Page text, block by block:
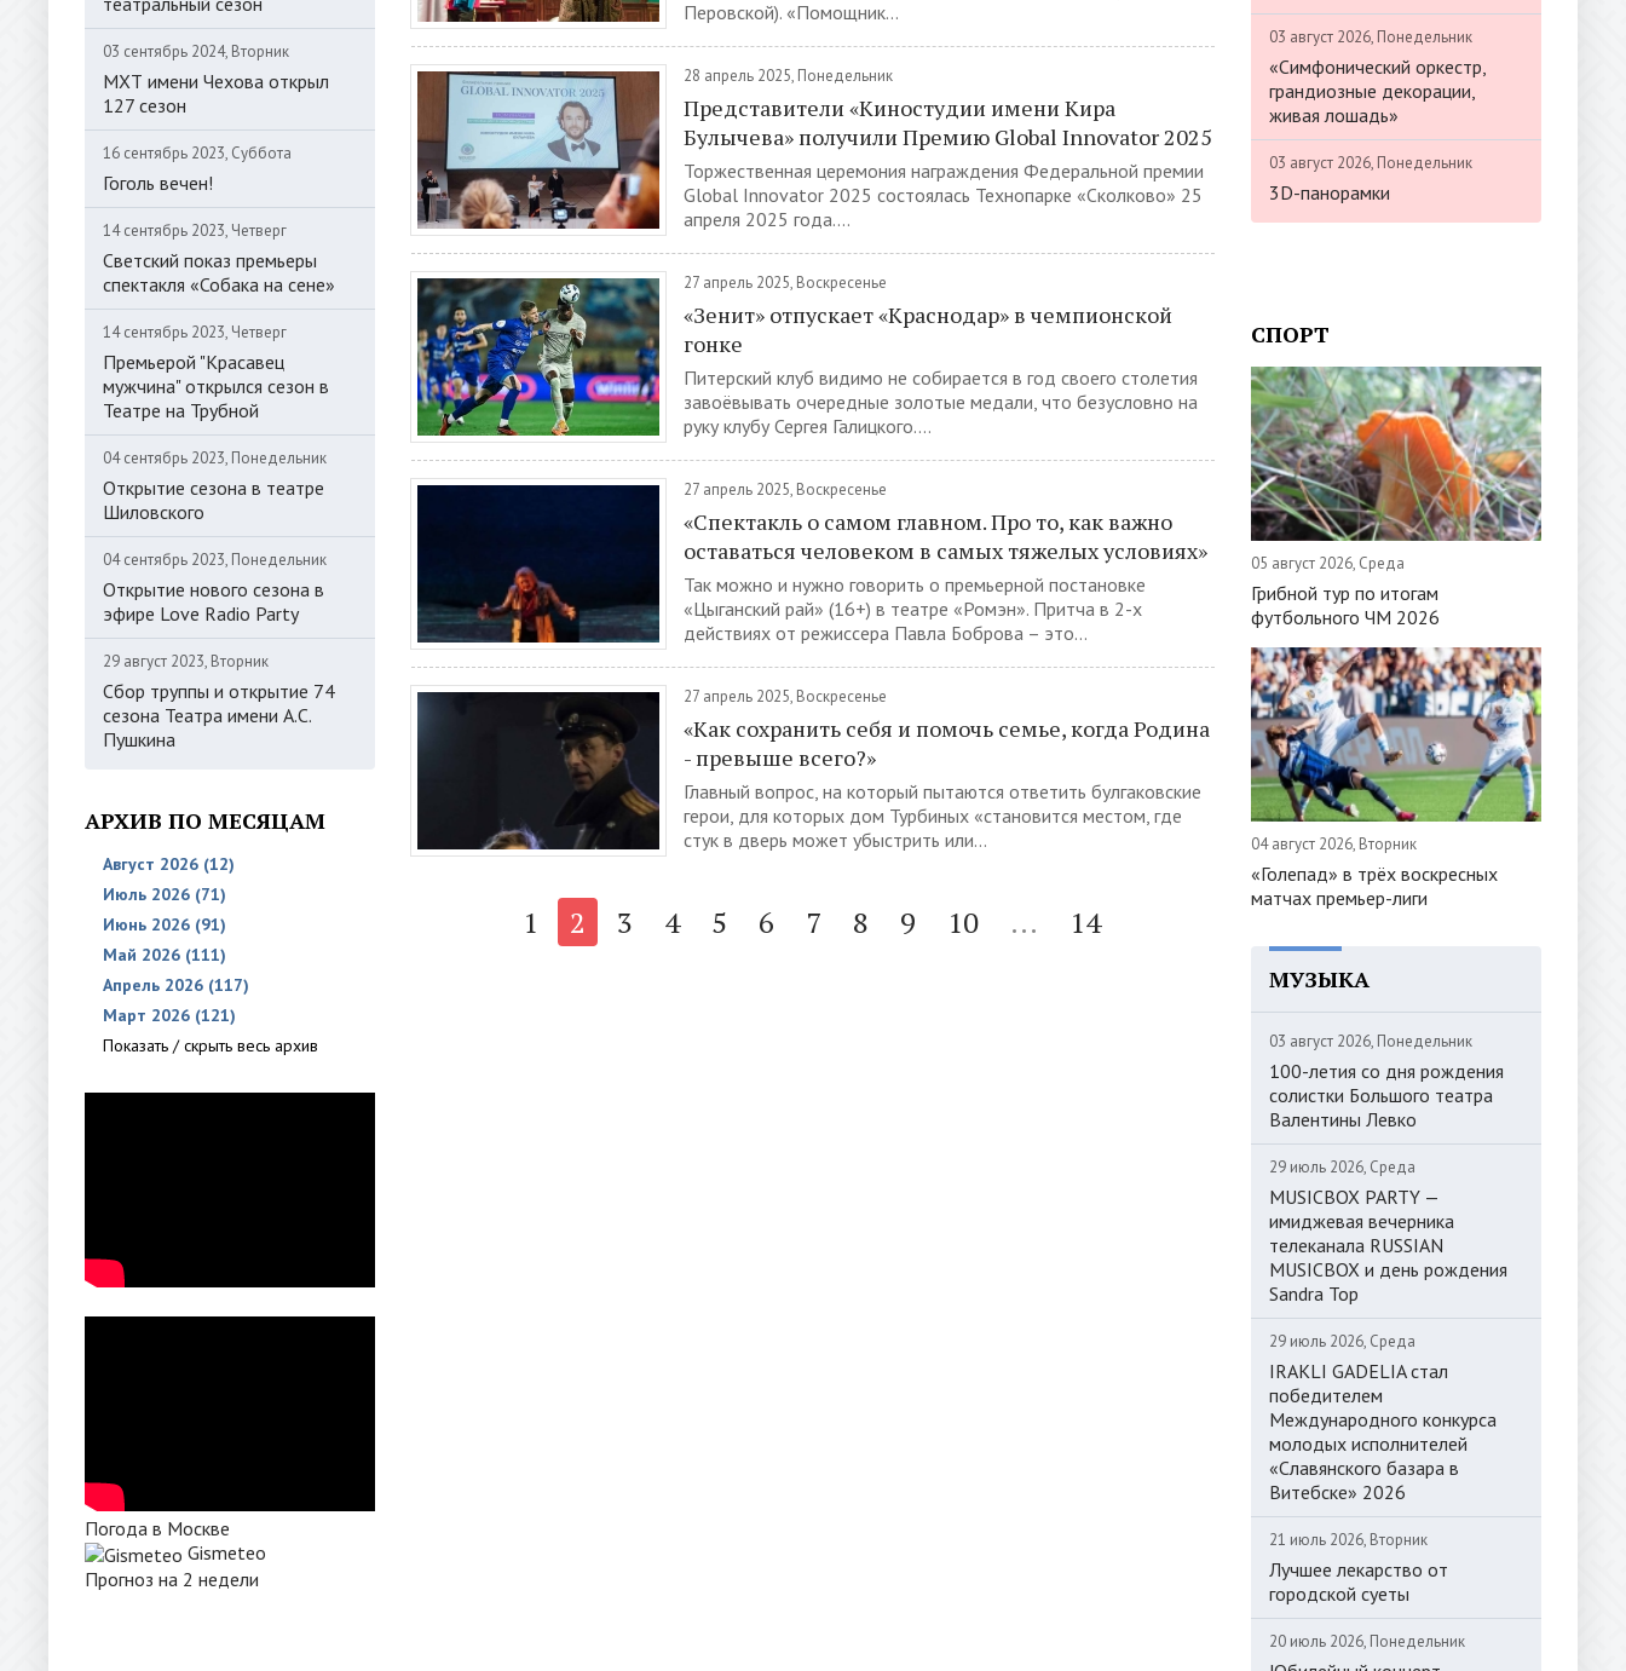
03 сентябрь 2024, Вторник
МХТ имени Чехова открыл
127 сезон
16 сентябрь 2023, Суббота
Гоголь вечен!
14 сентябрь 2023, Четверг
Светский показ премьеры
спектакля «Собака на сене»
14 сентябрь 2023, Четверг
Премьерой "Красавец
мужчина" открылся сезон в
Театре на Трубной
04 сентябрь 2023, Понедельник
Открытие сезона в театре
Шиловского
04 сентябрь 2023, Понедельник
Открытие нового сезона в
эфире Love Radio Party
29 август 2023, Вторник
Сбор труппы и открытие 74
сезона Театра имени А.С.
Пушкина
АРХИВ ПО МЕСЯЦАМ
Август 2026 (12)
Июль 2026 (71)
Июнь 2026 (91)
Май 2026 (111)
Апрель 2026 (117)
Март 2026 (121)
Показать / скрыть весь архив
Погода в Москве
Gismeteo
Прогноз на 2 недели
Перовской). «Помощник...
28 апрель 2025, Понедельник
Представители «Киностудии имени Кира
Булычева» получили Премию Global Innovator 2025
Торжественная церемония награждения Федеральной премии
Global Innovator 2025 состоялась Технопарке «Сколково» 25
апреля 2025 года....
27 апрель 2025, Воскресенье
«Зенит» отпускает «Краснодар» в чемпионской
гонке
Питерский клуб видимо не собирается в год своего столетия
завоёвывать очередные золотые медали, что безусловно на
руку клубу Сергея Галицкого....
27 апрель 2025, Воскресенье
«Спектакль о самом главном. Про то, как важно
оставаться человеком в самых тяжелых условиях»
Так можно и нужно говорить о премьерной постановке
«Цыганский рай» (16+) в театре «Ромэн». Притча в 2-х
действиях от режиссера Павла Боброва – это...
27 апрель 2025, Воскресенье
«Как сохранить себя и помочь семье, когда Родина
- превыше всего?»
Главный вопрос, на который пытаются ответить булгаковские
герои, для которых дом Турбиных «становится местом, где
стук в дверь может убыстрить или...
1 2 3 4 5 6 7 8 9 10 ... 14
03 август 2026, Понедельник
«Симфонический оркестр,
грандиозные декорации,
живая лошадь»
03 август 2026, Понедельник
3D-панорамки
СПОРТ
05 август 2026, Среда
Грибной тур по итогам
футбольного ЧМ 2026
04 август 2026, Вторник
«Голепад» в трёх воскресных
матчах премьер-лиги
МУЗЫКА
03 август 2026, Понедельник
100-летия со дня рождения
солистки Большого театра
Валентины Левко
29 июль 2026, Среда
MUSICBOX PARTY —
имиджевая вечерника
телеканала RUSSIAN
MUSICBOX и день рождения
Sandra Top
29 июль 2026, Среда
IRAKLI GADELIA стал
победителем
Международного конкурса
молодых исполнителей
«Славянского базара в
Витебске» 2026
21 июль 2026, Вторник
Лучшее лекарство от
городской суеты
20 июль 2026, Понедельник